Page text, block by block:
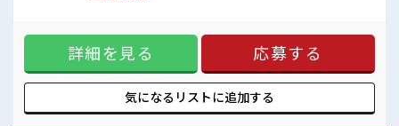
応募お待ちしております！
の確認・調整●新しい商材に関する業務フローの整理
●PowerPointを使用した手順書・資料作成●その他、部内の
事務サポート※電話対応よりも、メールやExcelを使用する業
務が中心です。※VLOOKUP関数を一から組むような高度な
Excelスキルは求められません。 ■お仕事PR ≪女性も仕事を
しやすい職場≫ もちろん男性の応募も歓迎！ ≪自分の時間も
詳細を見る 応募する
気になるリストに追加する